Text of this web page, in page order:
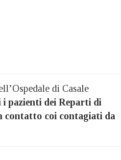
di Casale
pazienti dei Reparti di
contatto coi contagiati da